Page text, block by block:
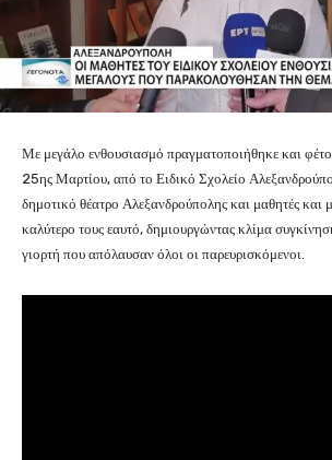
Με μεγάλο ενθουσιασμό πραγματοποιήθηκε και
25ης Μαρτίου, από το Ειδικό Σχολείο
δημοτικό θέατρο Αλεξανδρούπολης και μαθητές και
καλύτερο τους εαυτό, δημιουργώντας κλίμα
γιορτή που απόλαυσαν όλοι οι παρευρισκόμενοι.